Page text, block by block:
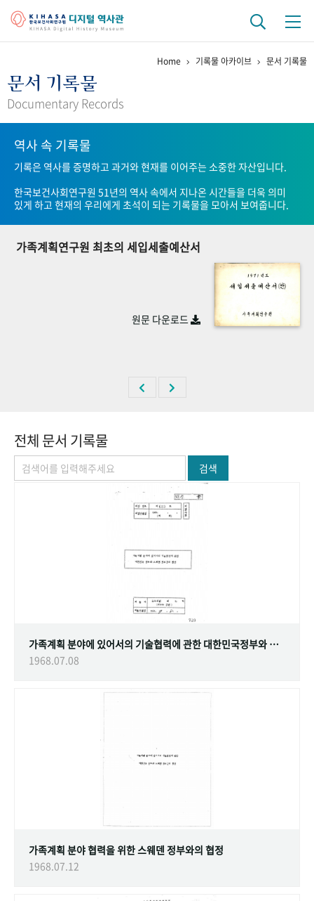
걸어온 길 기관 변천사
연구 역사
정책과 연구 키워드로 보는 연구 역사
연구자들
기록물 아카이브
사진 아카이브 문서 기록물 행정박물
숫자로 보는 50년 50+1주년 광장
Home 기록물 아카이브 문서 기록물
문서 기록물
Documentary Records
역사 속 기록물
기록은 역사를 증명하고 과거와 현재를 이어주는 소중한 자산입니다.
한국보건사회연구원 51년의 역사 속에서 지나온 시간들을 더욱 의미
있게 하고 현재의 우리에게 초석이 되는 기록물을 모아서 보여줍니다.
가족계획연구원 최초의 세입세출예산서
원문 다운로드
전체 문서 기록물
검색
가족계획 분야에 있어서의 기술협력에 관한 대한민국정부와 스웨덴 정부간의 협정
1968.07.08
가족계획 분야 협력을 위한 스웨덴 정부와의 협정
1968.07.12